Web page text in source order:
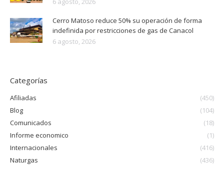
Cerro Matoso reduce 50% su operación de forma
indefinida por restricciones de gas de Canacol
6 agosto, 2026
Categorías
Afiliadas
(450)
Blog
(104)
Comunicados
(18)
Informe economico
(1)
Internacionales
(416)
Naturgas
(436)